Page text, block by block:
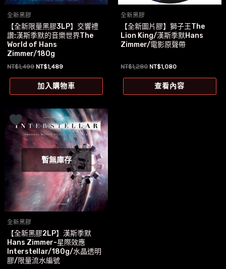
全新黑膠
【全新限量黑膠3LP】交響禮
讚:漢斯季默的音樂世界The
World of Hans
Zimmer/180g
NT$1,499 原
價
格：
NT$1,489目
價
格：
加入購物車
全新黑膠
【全新圖片膠】獅子王The
Lion King/漢斯季默Hans
Zimmer/電影原聲帶
NT$1,280 原
價
格：
NT$1,080目
價
格：
查看內容
暫無庫存
全新黑膠
【全新黑膠2LP】漢斯季默
Hans Zimmer-星際效應
Interstellar/180g/水晶透明
膠/限量流水編號